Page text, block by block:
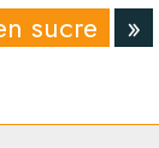
sucre
»